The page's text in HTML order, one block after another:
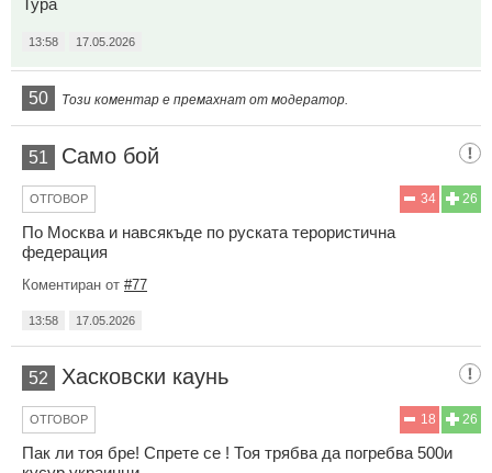
13:58 17.05.2026
50 Този коментар е премахнат от модератор.
51 Само бой
26
34
ОТГОВОР
По Москва и навсякъде по руската терористична
федерация
Коментиран от #77
13:58 17.05.2026
52 Хасковски каунь
26
18
ОТГОВОР
Пак ли тоя бре! Спрете се ! Тоя трябва да погребва 500и